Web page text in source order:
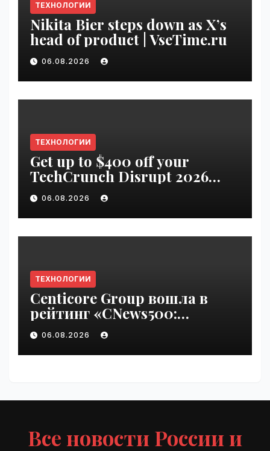
ТЕХНОЛОГИИ
Nikita Bier steps down as X’s
head of product | VseTime.ru
06.08.2026
ТЕХНОЛОГИИ
Get up to $400 off your
TechCrunch Disrupt 2026
pass until Friday | VseTime.ru
06.08.2026
ТЕХНОЛОГИИ
Centicore Group вошла в
рейтинг «CNews500:
Крупнейшие ИТ-компании
России» | VseTime.ru
06.08.2026
Все новости России и